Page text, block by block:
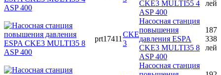
CKE3 MULTI55 4
ASP 400
лей
prt17411
CKE
3
Насосная станция
повышения
давления ESPA
CKE3 MULTI35 8
ASP 400
187
338
лей
Насосная станция